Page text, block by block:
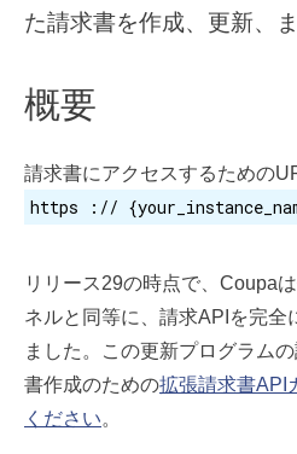
た請求書を作成、更新、
概要
請求書にアクセスするための
https ://
リリース29の時点で、Coupa
ネルと同等に、請求APIを完全
ました。この更新プログラム
書作成のための拡張請求書API
ください。